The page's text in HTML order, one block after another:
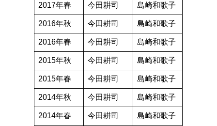
2017年春 今田耕司 島崎和歌子
2016年秋 今田耕司 島崎和歌子
2016年春 今田耕司 島崎和歌子
2015年秋 今田耕司 島崎和歌子
2015年春 今田耕司 島崎和歌子
2014年秋 今田耕司 島崎和歌子
2014年春 今田耕司 島崎和歌子